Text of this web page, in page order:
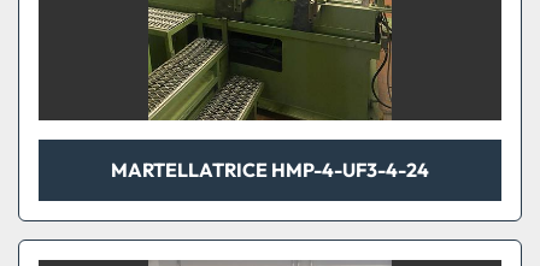
MARTELLATRICE HMP-4-UF3-4-24